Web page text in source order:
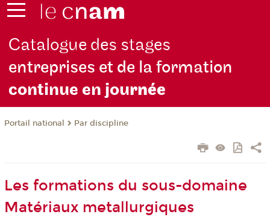
Catalogue des stages
entreprises et de la formation
continue en journée
Portail national Par discipline
Les formations du sous-domaine
Matériaux metallurgiques